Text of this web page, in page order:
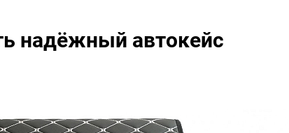
Audi Austin
Chana ChangFeng
надёжный автокейс